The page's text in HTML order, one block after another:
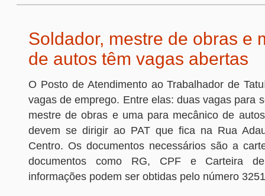
Soldador, mestre de obras e
de autos têm vagas abertas
O Posto de Atendimento ao Trabalhador de
vagas de emprego. Entre elas: duas vagas para
mestre de obras e uma para mecânico de
devem se dirigir ao PAT que fica na Rua
Centro. Os documentos necessários são a
documentos como RG, CPF e Carteira
informações podem ser obtidas pelo número